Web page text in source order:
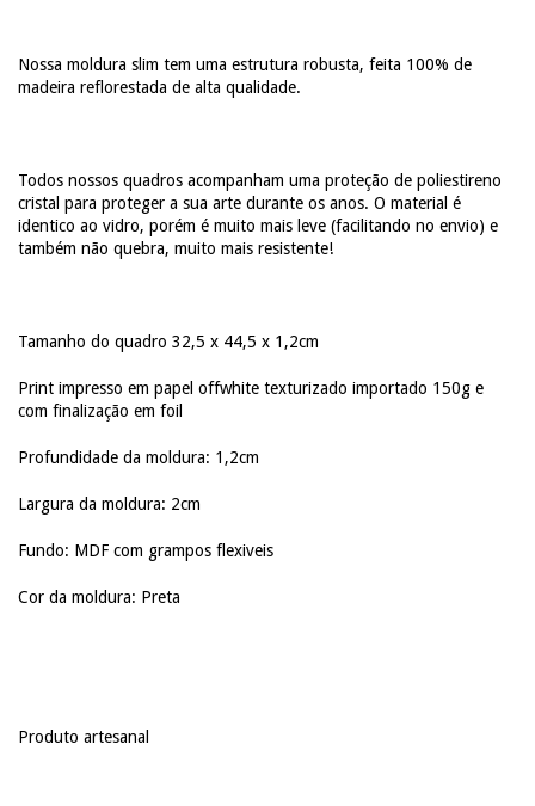
Nossa moldura slim tem uma estrutura robusta, feita 100% de
madeira reflorestada de alta qualidade.
Todos nossos quadros acompanham uma proteção de poliestireno
cristal para proteger a sua arte durante os anos. O material é
identico ao vidro, porém é muito mais leve (facilitando no envio) e
também não quebra, muito mais resistente!
Tamanho do quadro 32,5 x 44,5 x 1,2cm
Print impresso em papel offwhite texturizado importado 150g e
com finalização em foil
Profundidade da moldura: 1,2cm
Largura da moldura: 2cm
Fundo: MDF com grampos flexiveis
Cor da moldura: Preta
Produto artesanal